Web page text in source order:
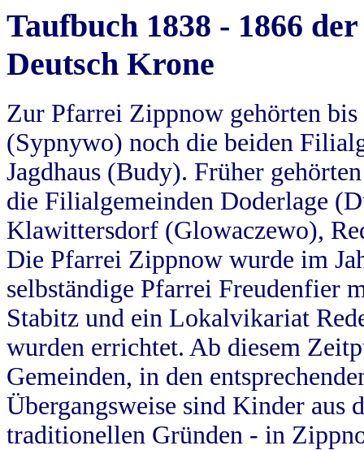
Taufbuch 1838 - 1866
Deutsch Krone
Zur Pfarrei Zippnow gehörten
(Sypnywo) noch die beiden
Jagdhaus (Budy). Früher
die Filialgemeinden Doderlage
Klawittersdorf (Glowaczewo),
Die Pfarrei Zippnow wurde im
selbständige Pfarrei Freudenfier
Stabitz und ein Lokalvikariat
wurden errichtet. Ab diesem
Gemeinden, in den
Übergangsweise sind Kinder aus
traditionellen Gründen - in